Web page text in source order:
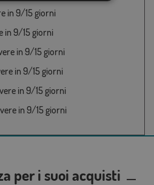
in 9/15 giorni
in 9/15 giorni
in 9/15 giorni
in 9/15 giorni
in 9/15 giorni
in 9/15 giorni
per i suoi acquisti